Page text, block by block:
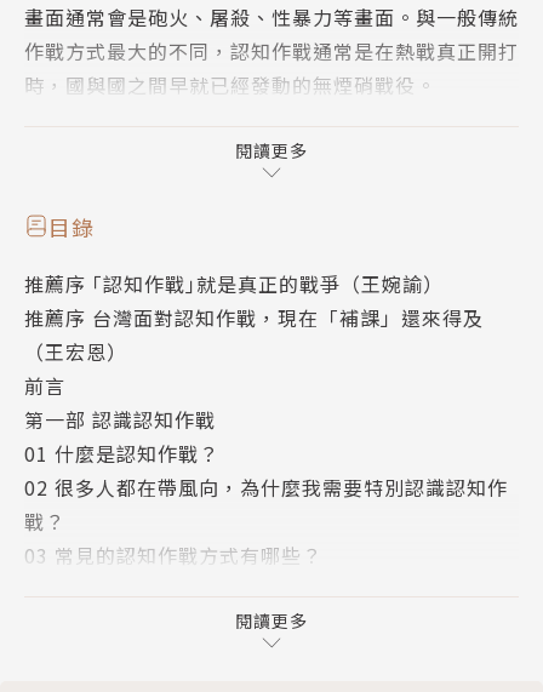
畫面通常會是砲火、屠殺、性暴力等畫面。與一般傳統
作戰方式最大的不同，認知作戰通常是在熱戰真正開打
時，國與國之間早就已經發動的無煙硝戰役。
搖軍心、民心和政府信念」，以及「利用爭議訊息，破
壞社會既有網絡、並加深原本之對立」。當被攻擊的一
方出現認知錯亂時，輿論開始出現兩極化，立場迥異的
時間而不斷家劇，降低理性對話的可能性，進而達到攻
擊方「破壞穩定」主要目的。
值得注意的是，訊息本身的真偽，並非認知作戰的重
點，重點是一旦風向被成功帶起來之後，人們不再能夠
理性思考與對話討論，進而造成社會的分裂、對重大公
共議題的冷漠。當實體戰爭發生時，攻擊方可以大幅降
低熱戰所需耗費的成本，甚至有可能不需要耗費一兵一
卒一毛錢，很快地就可以讓對方自動舉白旗投降。
台灣民主實驗室專門研究資訊操作的機制，並觀察監控
理事沈伯洋與台灣民主實驗室的同仁們這次以最簡易明
閱讀更多
目錄
推薦序 ｢認知作戰｣就是真正的戰爭（王婉諭）
推薦序 台灣面對認知作戰，現在「補課」還來得及
（王宏恩）
前言
第一部 認識認知作戰
01 什麼是認知作戰？
02 很多人都在帶風向，為什麼我需要特別認識認知作
戰？
03 常見的認知作戰方式有哪些？
05 認知作戰為什麼會成功？哪些人容易受到影響？
06 認知作戰可能會對我的生活帶來哪些危害？
閱讀更多